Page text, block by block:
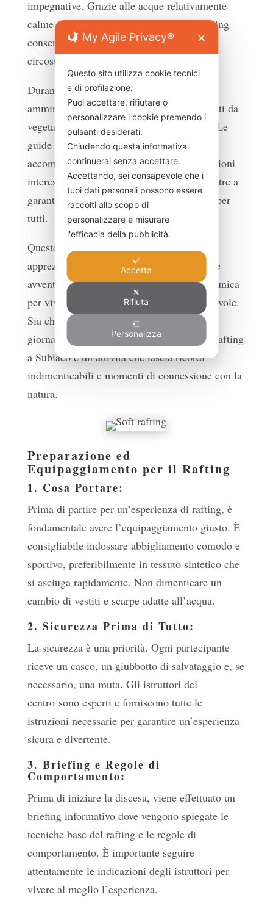
impegnative. Grazie alle acque relativamente
calme e ai percorsi ben studiati, il soft rafting
consente di godere delle bellezze naturali
circostanti in totale sicurezza.
Durante il tragitto, i partecipanti possono
ammirare paesaggi incantevoli, caratterizzati da
vegetazione lussureggiante e fauna locale. Le
guide esperte del centroVivere l’Aniene
accompagnano i gruppi, fornendo informazioni
interessanti sulla flora e fauna del luogo, oltre a
garantire un’esperienza sicura e divertente per
tutti.
Questo tipo di rafting è particolarmente
apprezzato per la sua capacità di combinare
avventura e relax, offrendo un’opportunità unica
per vivere la natura in modo sereno e piacevole.
Sia che tu stia cercando un’uscita di mezza
giornata o un’esperienza più lunga, il soft rafting
a Subiaco è un’attività che lascia ricordi
indimenticabili e momenti di connessione con la
natura.
Preparazione ed
Equipaggiamento per il Rafting
1. Cosa Portare:
Prima di partire per un’esperienza di rafting, è
fondamentale avere l’equipaggiamento giusto. È
consigliabile indossare abbigliamento comodo e
sportivo, preferibilmente in tessuto sintetico che
si asciuga rapidamente. Non dimenticare un
cambio di vestiti e scarpe adatte all’acqua.
2. Sicurezza Prima di Tutto:
La sicurezza è una priorità. Ogni partecipante
riceve un casco, un giubbotto di salvataggio e, se
necessario, una muta. Gli istruttori del
centro sono esperti e forniscono tutte le
istruzioni necessarie per garantire un’esperienza
sicura e divertente.
3. Briefing e Regole di
Comportamento:
Prima di iniziare la discesa, viene effettuato un
briefing informativo dove vengono spiegate le
tecniche base del rafting e le regole di
comportamento. È importante seguire
attentamente le indicazioni degli istruttori per
vivere al meglio l’esperienza.
My Agile Privacy® ✕
Questo sito utilizza cookie tecnici
e di profilazione.
Puoi accettare, rifiutare o
personalizzare i cookie premendo i
pulsanti desiderati.
Chiudendo questa informativa
continuerai senza accettare.
Accettando, sei consapevole che i
tuoi dati personali possono essere
raccolti allo scopo di
personalizzare e misurare
l'efficacia della pubblicità.
Accetta
Rifiuta
Personalizza